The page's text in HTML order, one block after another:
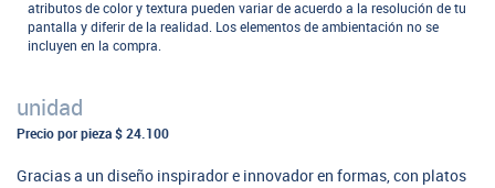
atributos de color y textura pueden variar de acuerdo a la resolución de tu
pantalla y diferir de la realidad. Los elementos de ambientación no se
incluyen en la compra.
unidad
Precio por pieza $ 24.100
Gracias a un diseño inspirador e innovador en formas, con platos